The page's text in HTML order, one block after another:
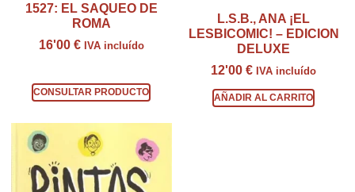
1527: EL SAQUEO DE
ROMA
16'00 € IVA incluído
CONSULTAR PRODUCTO
L.S.B., ANA ¡EL
LESBICOMIC! – EDICION
DELUXE
12'00€ IVA incluído
AÑADIR AL CARRITO